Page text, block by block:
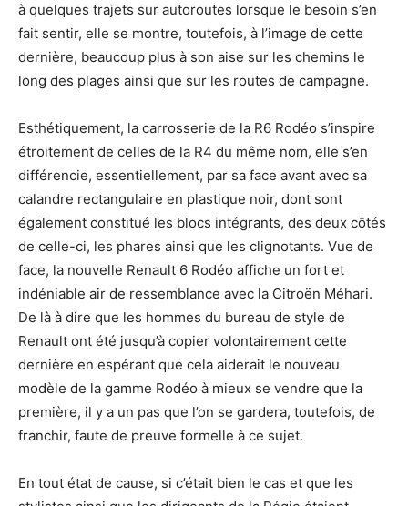
à quelques trajets sur autoroutes lorsque le besoin s’en
fait sentir, elle se montre, toutefois, à l’image de cette
dernière, beaucoup plus à son aise sur les chemins le
long des plages ainsi que sur les routes de campagne.
Esthétiquement, la carrosserie de la R6 Rodéo s’inspire
étroitement de celles de la R4 du même nom, elle s’en
différencie, essentiellement, par sa face avant avec sa
calandre rectangulaire en plastique noir, dont sont
également constitué les blocs intégrants, des deux côtés
de celle-ci, les phares ainsi que les clignotants. Vue de
face, la nouvelle Renault 6 Rodéo affiche un fort et
indéniable air de ressemblance avec la Citroën Méhari.
De là à dire que les hommes du bureau de style de
Renault ont été jusqu’à copier volontairement cette
dernière en espérant que cela aiderait le nouveau
modèle de la gamme Rodéo à mieux se vendre que la
première, il y a un pas que l’on se gardera, toutefois, de
franchir, faute de preuve formelle à ce sujet.
En tout état de cause, si c’était bien le cas et que les